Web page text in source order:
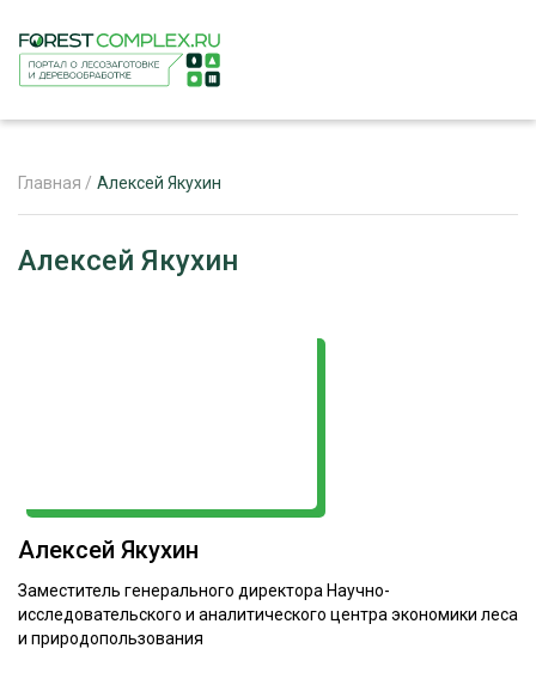
ЖУРНАЛ «ЛЕСНОЙ КОМПЛЕКС»
РЕКЛАМОДАТЕЛЯМ
ОБРАБОТКА ДРЕВЕСИНЫ
ЦИФРОВАЯ СРЕДА
БИОЭНЕРГЕТИКА
РУБРИКИ
Главная / Алексей Якухин
Алексей Якухин
Алексей Якухин
Заместитель генерального директора Научно-
исследовательского и аналитического центра экономики леса
и природопользования